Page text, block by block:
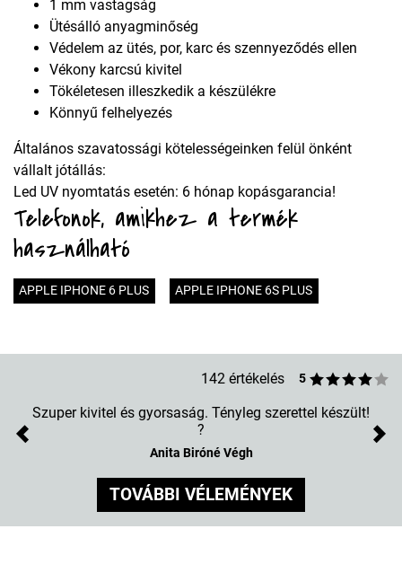
1 mm vastagság
Ütésálló anyagminőség
Védelem az ütés, por, karc és szennyeződés ellen
Vékony karcsú kivitel
Tökéletesen illeszkedik a készülékre
Könnyű felhelyezés
Általános szavatossági kötelességeinken felül önként
vállalt jótállás:
Led UV nyomtatás esetén: 6 hónap kopásgarancia!
Telefonok, amikhez a termék
használható
APPLE IPHONE 6 PLUS APPLE IPHONE 6S PLUS
142 értékelés 5
Szuper kivitel és gyorsaság. Tényleg szerettel készült!
?
Anita Biróné Végh
Previous
TOVÁBBI VÉLEMÉNYEK